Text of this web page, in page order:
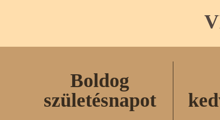
Boldog
születésnapot